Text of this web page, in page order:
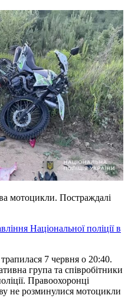
мотоцикли. Постраждалі
Національної поліції в
7 червня о 20:40.
група та співробітники
Правоохоронці
не розминулися мотоцикли